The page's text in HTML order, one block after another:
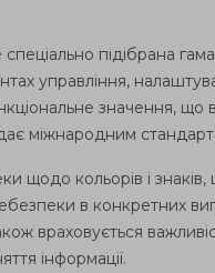
підібрана
управління,
значення, що
міжнародним
щодо кольорів і знаків,
в конкретних
враховується
інформації.